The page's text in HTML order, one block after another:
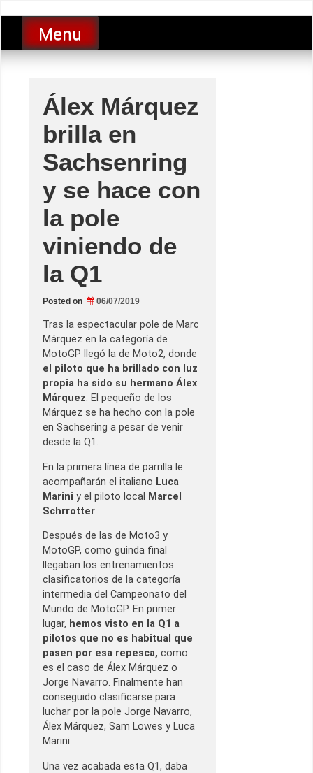
to
contentLucio Lopez GP
luciolopezgp
Menu
Álex Márquez
brilla en
Sachsenring
y se hace con
la pole
viniendo de
la Q1
Posted on 06/07/2019
Tras la espectacular pole de Marc
Márquez en la categoría de
MotoGP llegó la de Moto2, donde
el piloto que ha brillado con luz
propia ha sido su hermano Álex
Márquez. El pequeño de los
Márquez se ha hecho con la pole
en Sachsering a pesar de venir
desde la Q1.
En la primera línea de parrilla le
acompañarán el italiano Luca
Marini y el piloto local Marcel
Schrrotter.
Después de las de Moto3 y
MotoGP, como guinda final
llegaban los entrenamientos
clasificatorios de la categoría
intermedia del Campeonato del
Mundo de MotoGP. En primer
lugar, hemos visto en la Q1 a
pilotos que no es habitual que
pasen por esa repesca, como
es el caso de Álex Márquez o
Jorge Navarro. Finalmente han
conseguido clasificarse para
luchar por la pole Jorge Navarro,
Álex Márquez, Sam Lowes y Luca
Marini.
Una vez acabada esta Q1, daba